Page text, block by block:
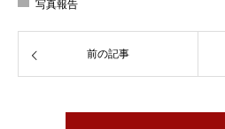
写真報告
前の記事